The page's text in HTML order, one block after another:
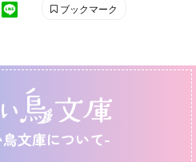
ブックマーク
文庫について-